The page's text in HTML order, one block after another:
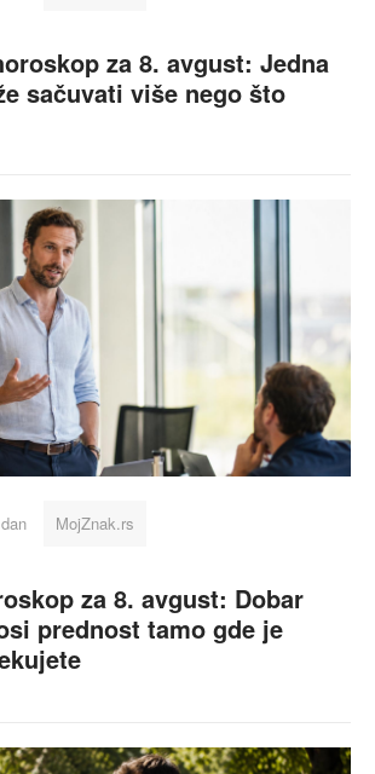
za 8. avgust: Jedna
sačuvati više nego što
MojZnak.rs
za 8. avgust: Dobar
prednost tamo gde je